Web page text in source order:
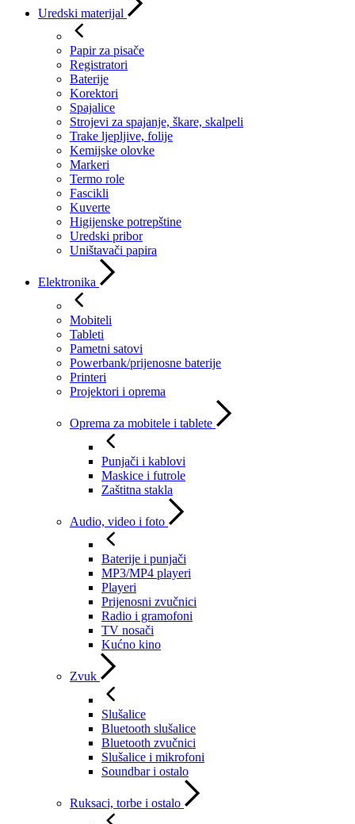
Uredski materijal
Papir za pisače
Registratori
Baterije
Korektori
Spajalice
Strojevi za spajanje, škare, skalpeli
Trake ljepljive, folije
Kemijske olovke
Markeri
Termo role
Fascikli
Kuverte
Higijenske potrepštine
Uredski pribor
Uništavači papira
Elektronika
Mobiteli
Tableti
Pametni satovi
Powerbank/prijenosne baterije
Printeri
Projektori i oprema
Oprema za mobitele i tablete
Punjači i kablovi
Maskice i futrole
Zaštitna stakla
Audio, video i foto
Baterije i punjači
MP3/MP4 playeri
Playeri
Prijenosni zvučnici
Radio i gramofoni
TV nosači
Kućno kino
Zvuk
Slušalice
Bluetooth slušalice
Bluetooth zvučnici
Slušalice i mikrofoni
Soundbar i ostalo
Ruksaci, torbe i ostalo